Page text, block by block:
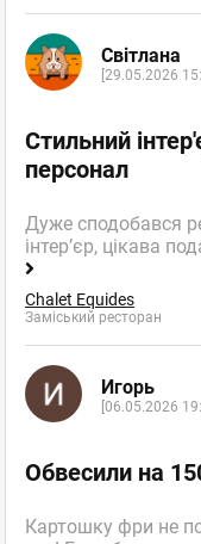
Світлана
[29.05.2026
Стильний
персонал
Дуже сподобався
інтер’єр, цікава
Chalet Equides
Заміський ресторан
Игорь
[06.05.2026
Обвесили на
Картошку фри не